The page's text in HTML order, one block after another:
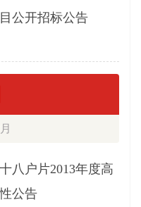
公开招标公告
八户片2013年度高
公告